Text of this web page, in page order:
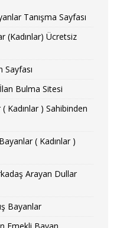
Tanışma Sayfası
(Kadınlar) Ücretsiz
Sayfası
Bulma Sitesi
Kadınlar ) Sahibinden
( Kadınlar )
Arayan Dullar
Bayanlar